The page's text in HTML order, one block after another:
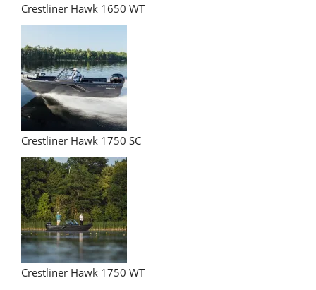
Crestliner Hawk 1650 WT
Crestliner Hawk 1750 SC
Crestliner Hawk 1750 WT